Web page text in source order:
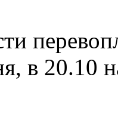
в 20.10